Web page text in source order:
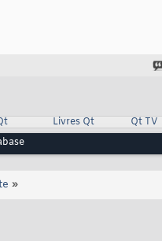
Livres Qt Qt TV
»